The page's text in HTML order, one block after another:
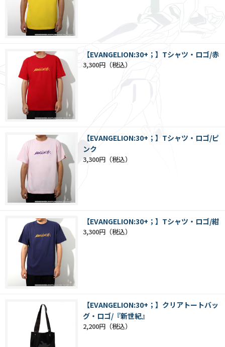
【EVANGELION:30+；】Tシャツ・ロゴ/赤
3,300円
【EVANGELION:30+；】Tシャツ・ロゴ/ピ
ンク
3,300円
【EVANGELION:30+；】Tシャツ・ロゴ/紺
3,300円
【EVANGELION:30+；】クリアトートバッ
グ・ロゴ/『新世紀』
2,200円